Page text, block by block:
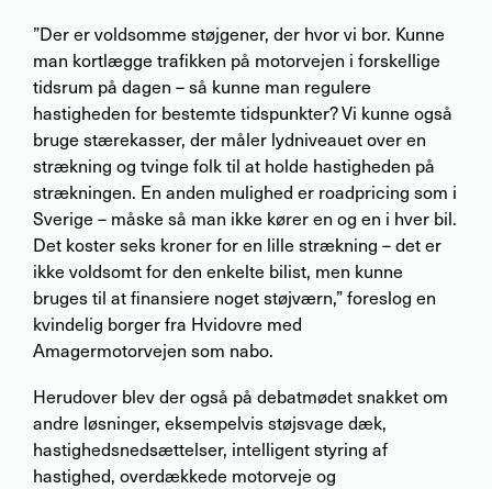
”Der er voldsomme støjgener, der hvor vi bor. Kunne
man kortlægge trafikken på motorvejen i forskellige
tidsrum på dagen – så kunne man regulere
hastigheden for bestemte tidspunkter? Vi kunne også
bruge stærekasser, der måler lydniveauet over en
strækning og tvinge folk til at holde hastigheden på
strækningen. En anden mulighed er roadpricing som i
Sverige – måske så man ikke kører en og en i hver bil.
Det koster seks kroner for en lille strækning – det er
ikke voldsomt for den enkelte bilist, men kunne
bruges til at finansiere noget støjværn,” foreslog en
kvindelig borger fra Hvidovre med
Amagermotorvejen som nabo.
Herudover blev der også på debatmødet snakket om
andre løsninger, eksempelvis støjsvage dæk,
hastighedsnedsættelser, intelligent styring af
hastighed, overdækkede motorveje og